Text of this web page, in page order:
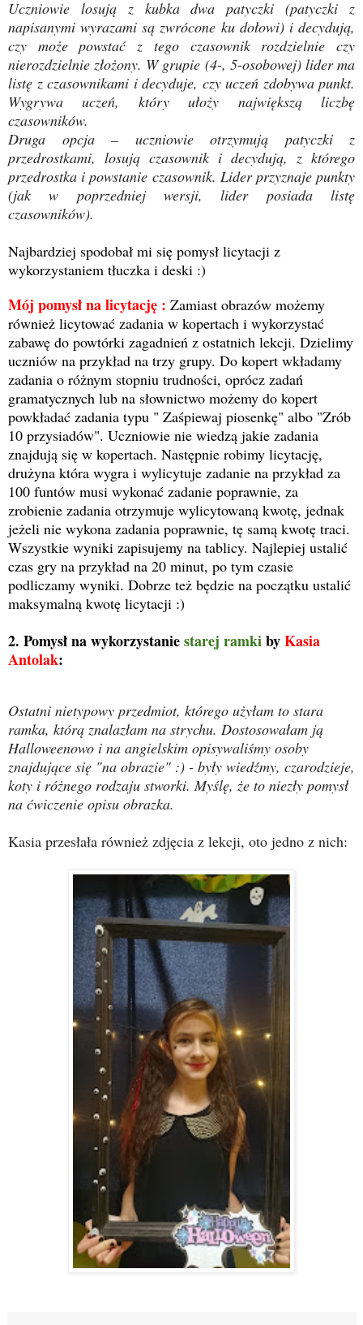
Uczniowie losują z kubka dwa patyczki (patyczki z
napisanymi wyrazami są zwrócone ku dołowi) i decydują,
czy może powstać z tego czasownik rozdzielnie czy
nierozdzielnie złożony. W grupie (4-, 5-osobowej) lider ma
listę z czasownikami i decyduje, czy uczeń zdobywa punkt.
Wygrywa uczeń, który ułoży największą liczbę
czasowników.
Druga opcja – uczniowie otrzymują patyczki z
przedrostkami, losują czasownik i decydują, z którego
przedrostka i powstanie czasownik. Lider przyznaje punkty
(jak w poprzedniej wersji, lider posiada listę
czasowników).
Najbardziej spodobał mi się pomysł licytacji z
wykorzystaniem tłuczka i deski :)
Mój pomysł na licytację : Zamiast obrazów możemy
również licytować zadania w kopertach i wykorzystać
zabawę do powtórki zagadnień z ostatnich lekcji. Dzielimy
uczniów na przykład na trzy grupy. Do kopert wkładamy
zadania o różnym stopniu trudności, oprócz zadań
gramatycznych lub na słownictwo możemy do kopert
powkładać zadania typu " Zaśpiewaj piosenkę" albo "Zrób
10 przysiadów". Uczniowie nie wiedzą jakie zadania
znajdują się w kopertach. Następnie robimy licytację,
drużyna która wygra i wylicytuje zadanie na przykład za
100 funtów musi wykonać zadanie poprawnie, za
zrobienie zadania otrzymuje wylicytowaną kwotę, jednak
jeżeli nie wykona zadania poprawnie, tę samą kwotę traci.
Wszystkie wyniki zapisujemy na tablicy. Najlepiej ustalić
czas gry na przykład na 20 minut, po tym czasie
podliczamy wyniki. Dobrze też będzie na początku ustalić
maksymalną kwotę licytacji :)
2. Pomysł na wykorzystaniestarej ramkibyKasia
Antolak:
Ostatni nietypowy przedmiot, którego użyłam to stara
ramka, którą znalazłam na strychu. Dostosowałam ją
Halloweenowo i na angielskim opisywaliśmy osoby
znajdujące się "na obrazie" :) - były wiedźmy, czarodzieje,
koty i różnego rodzaju stworki. Myślę, że to niezły pomysł
na ćwiczenie opisu obrazka.
Kasia przesłała również zdjęcia z lekcji, oto jedno z nich: